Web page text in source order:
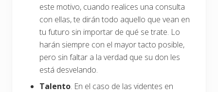
este motivo, cuando realices una consulta
con ellas, te dirán todo aquello que vean en
tu futuro sin importar de qué se trate. Lo
harán siempre con el mayor tacto posible,
pero sin faltar a la verdad que su don les
está desvelando.
Talento. En el caso de las videntes en